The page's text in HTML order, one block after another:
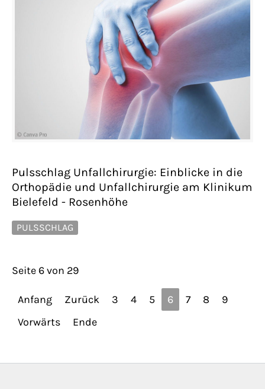
Pulsschlag Unfallchirurgie: Einblicke in die
Orthopädie und Unfallchirurgie am Klinikum
Bielefeld - Rosenhöhe
PULSSCHLAG
Seite 6 von 29
Anfang Zurück 3 4 5 6 7 8
9
Vorwärts
Ende